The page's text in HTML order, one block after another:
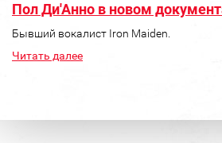
Пол Ди'Анно в новом
Бывший вокалист Iron Maiden.
Читать далее